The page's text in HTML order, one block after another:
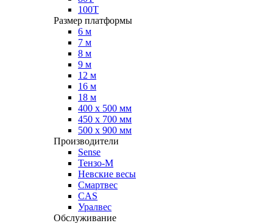
100Т
Размер платформы
6 м
7 м
8 м
9 м
12 м
16 м
18 м
400 х 500 мм
450 х 700 мм
500 х 900 мм
Производители
Sense
Тензо-М
Невские весы
Смартвес
CAS
Уралвес
Обслуживание